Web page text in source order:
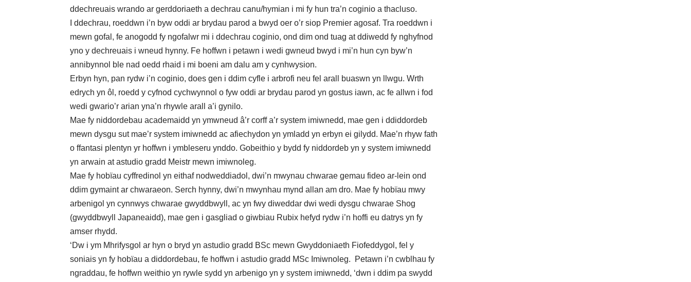
ddechreuais wrando ar gerddoriaeth a dechrau canu/hymian i mi fy hun tra’n coginio a thacluso.
I ddechrau, roeddwn i’n byw oddi ar brydau parod a bwyd oer o’r siop Premier agosaf. Tra roeddwn i
mewn gofal, fe anogodd fy ngofalwr mi i ddechrau coginio, ond dim ond tuag at ddiwedd fy nghyfnod
yno y dechreuais i wneud hynny. Fe hoffwn i petawn i wedi gwneud bwyd i mi’n hun cyn byw’n
annibynnol ble nad oedd rhaid i mi boeni am dalu am y cynhwysion.
Erbyn hyn, pan rydw i’n coginio, does gen i ddim cyfle i arbrofi neu fel arall buaswn yn llwgu. Wrth
edrych yn ôl, roedd y cyfnod cychwynnol o fyw oddi ar brydau parod yn gostus iawn, ac fe allwn i fod
wedi gwario’r arian yna’n rhywle arall a’i gynilo.
Mae fy niddordebau academaidd yn ymwneud â’r corff a’r system imiwnedd, mae gen i ddiddordeb
mewn dysgu sut mae’r system imiwnedd ac afiechydon yn ymladd yn erbyn ei gilydd. Mae’n rhyw fath
o ffantasi plentyn yr hoffwn i ymbleseru ynddo. Gobeithio y bydd fy niddordeb yn y system imiwnedd
yn arwain at astudio gradd Meistr mewn imiwnoleg.
Mae fy hobïau cyffredinol yn eithaf nodweddiadol, dwi’n mwynau chwarae gemau fideo ar-lein ond
ddim gymaint ar chwaraeon. Serch hynny, dwi’n mwynhau mynd allan am dro. Mae fy hobïau mwy
arbenigol yn cynnwys chwarae gwyddbwyll, ac yn fwy diweddar dwi wedi dysgu chwarae Shog
(gwyddbwyll Japaneaidd), mae gen i gasgliad o giwbiau Rubix hefyd rydw i’n hoffi eu datrys yn fy
amser rhydd.
‘Dw i ym Mhrifysgol ar hyn o bryd yn astudio gradd BSc mewn Gwyddoniaeth Fiofeddygol, fel y
soniais yn fy hobïau a diddordebau, fe hoffwn i astudio gradd MSc Imiwnoleg. Petawn i’n cwblhau fy
ngraddau, fe hoffwn weithio yn rywle sydd yn arbenigo yn y system imiwnedd, ‘dwn i ddim pa swydd